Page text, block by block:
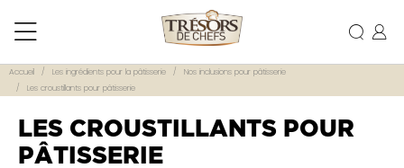
Accueil Les ingrédients pour la pâtisserie
Nos inclusions pour pâtisserie
Les croustillants pour pâtisserie
LES CROUSTILLANTS POUR
PÂTISSERIE